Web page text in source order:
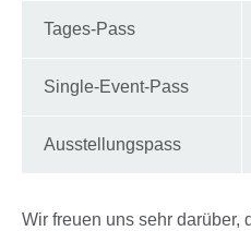
Tages-Pass
Single-Event-Pass
Ausstellungspass
Wir freuen uns sehr darüber,